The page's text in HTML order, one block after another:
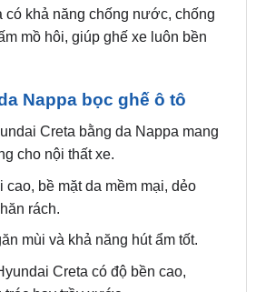
Nappa bọc ghế ô tô
cho nội thất xe.
cao, bề mặt da mềm mại, dẻo
rách.
mùi và khả năng hút ẩm tốt.
tróc hay trầy xước.
ái, thoải mái và dễ chịu cho